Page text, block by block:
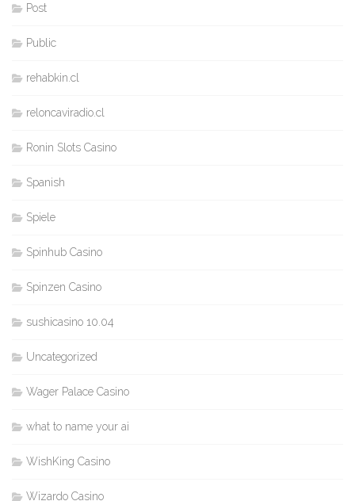
Post
Public
rehabkin.cl
reloncaviradio.cl
Ronin Slots Casino
Spanish
Spiele
Spinhub Casino
Spinzen Casino
sushicasino 10.04
Uncategorized
Wager Palace Casino
what to name your ai
WishKing Casino
Wizardo Casino